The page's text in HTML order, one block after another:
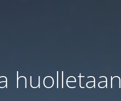
huolletaan